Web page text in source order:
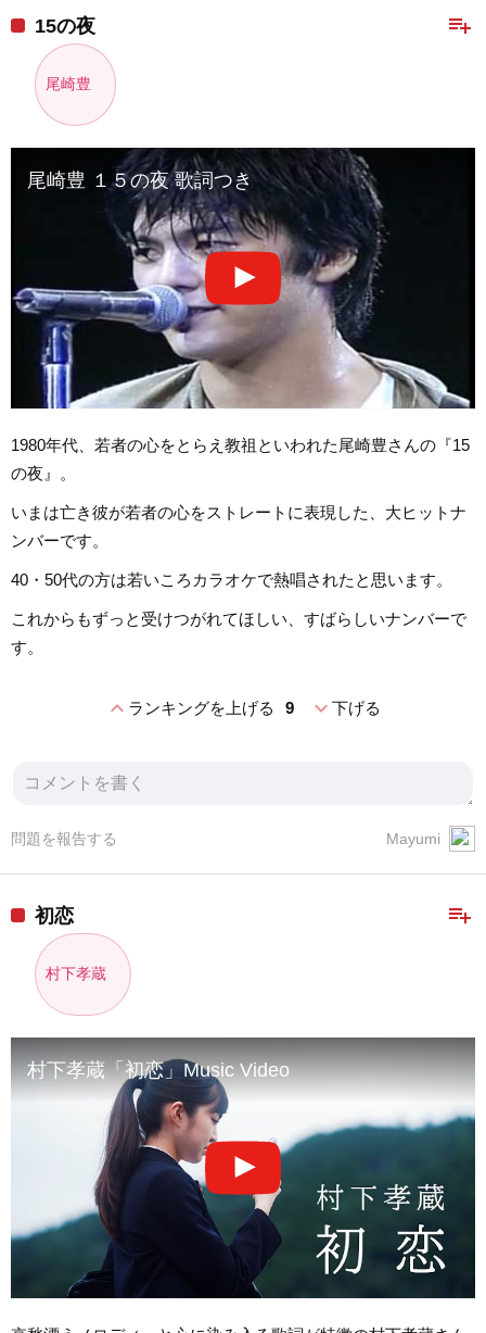
playlist_add
15の夜
尾崎豊
尾崎豊 １５の夜 歌詞つき
1980年代、若者の心をとらえ教祖といわれた尾崎豊さんの『15
の夜』。
いまは亡き彼が若者の心をストレートに表現した、大ヒットナ
ンバーです。
40・50代の方は若いころカラオケで熱唱されたと思います。
これからもずっと受けつがれてほしい、すばらしいナンバーで
す。
expand_lessランキングを上げる 9 expand_more下げる
Mayumi
問題を報告する
playlist_add
初恋
村下孝蔵
村下孝蔵「初恋」Music Video